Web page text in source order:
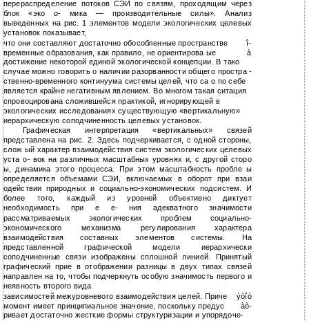
перераспределение потоков СЭИ по связям, проходящим через
блок «эко о- мика — производительные силы». Анализ
выведенных на рис. 1 элементов модели экологических целевых
установок показывает,
что они составляют достаточно обособленные пространстве î-
временные образования, как правило, не ориентирова ые à
достижение некоторой единой экологической концепции. В тако
случае можно говорить о наличии разорванности общего простра -
ственно-временного континуума системы целей, что са о по себе
является крайне негативным явлением. Во многом такая ситация
спровоцирована сложившейся практикой, игнорирующей в
экологических исследованиях существующую «вертикальную»
иерархическую соподчиненность целевых установок.
Графическая интерпретация «вертикальных» связей
представлена на рис. 2. Здесь подчеркивается, с одной стороны,
слож ый характер взаимодействия систем экологических целевых
уста о- вок на различных масштабных уровнях и, с другой сторо
ы, динамика этого процесса. При этом масштабность пробле ы
определяется объемами СЭИ, включаемых в оборот при взаи
одействии природных и социально-экономических подсистем. И
более того, каждый из уровней объективно диктует
необходимость при е е- ния адекватного значимости
рассматриваемых экологических проблем социально-
экономического механизма регулирования характера
взаимодействия составных элементов системы. На
представленной графической модели иерархически
соподчиненные связи изображены сплошной линией. Принятый
графический прие в отображении разницы в двух типах связей
направлен на то, чтобы подчеркнуть особую значимость первого и
неявность второго вида
зависимостей межуровневого взаимодействия целей. Приче
ýòîò
момент имеет принципиальное значение, поскольку предус àò-
ривает достаточно жесткие формы структуризации и упорядоче-